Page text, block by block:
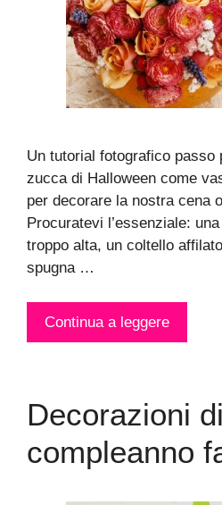
Un tutorial fotografico passo
zucca di Halloween come
per decorare la nostra cena
Procuratevi l’essenziale:
troppo alta, un coltello
spugna …
Continua a leggere
Decorazioni di
compleanno